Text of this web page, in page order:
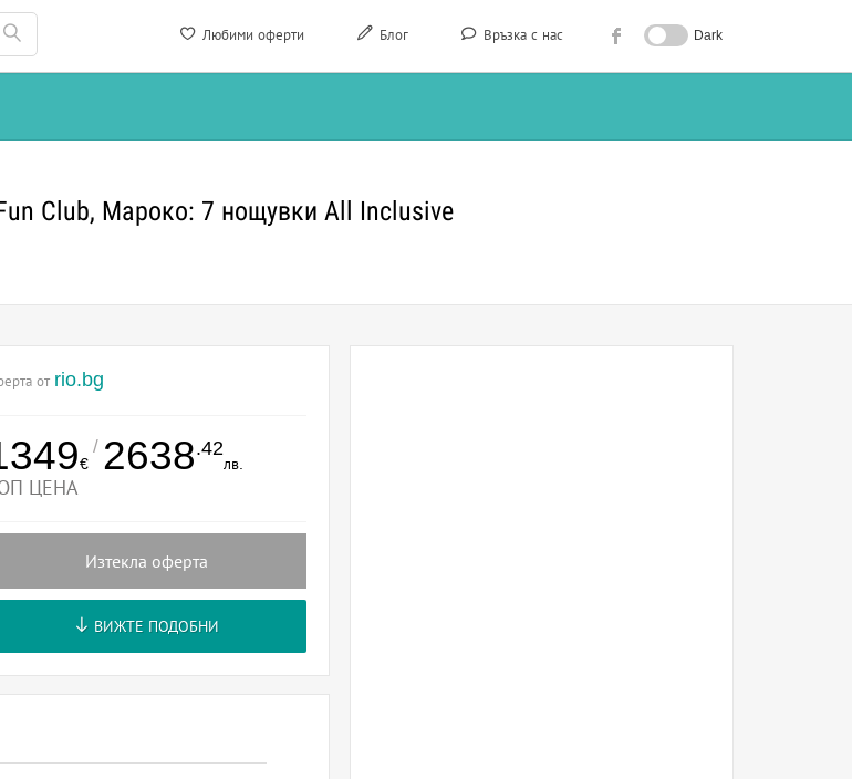
Любими оферти Блог Връзка с нас Dark
Club, Мароко: 7 нощувки All Inclusive
от rio.bg
€
/ 2638.42
лв.
ЦЕНА
Изтекла оферта
ВИЖТЕ ПОДОБНИ